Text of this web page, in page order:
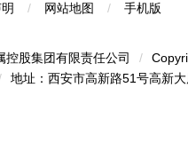
/ 网站地图 / 手机版
控股集团有限责任公司 /
地址：西安市高新路51号高新大